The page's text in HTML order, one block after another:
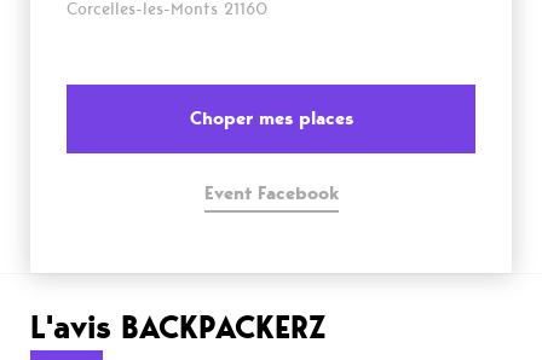
Corcelles-les-Monts 21160
Choper mes places
Event Facebook
L'avis BACKPACKERZ